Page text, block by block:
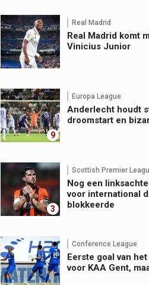
Real Madrid
Real Madrid komt
Vinicius Junior
9
Europa League
Anderlecht houdt
droomstart en
3
Scottish Premier
Nog een
voor international
blokkeerde
Conference League
Eerste goal van
voor KAA Gent,